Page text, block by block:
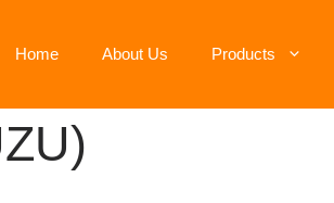
Home About Us Products